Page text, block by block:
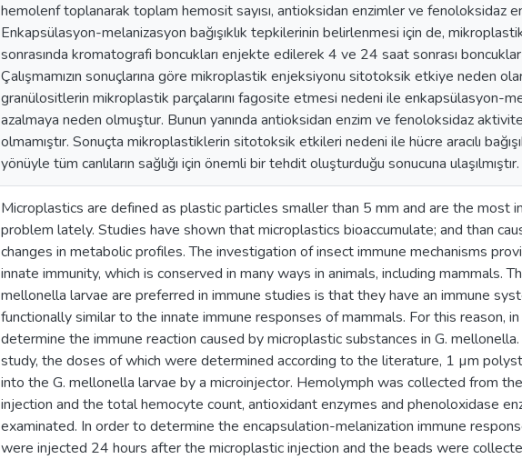
hemolenf toplanarak toplam hemosit sayısı, antioksidan enzimler ve fenoloksidaz
Enkapsülasyon-melanizasyon bağışıklık tepkilerinin belirlenmesi için de,
sonrasında kromatografi boncukları enjekte edilerek 4 ve 24 saat sonrası
Çalışmamızın sonuçlarına göre mikroplastik enjeksiyonu sitotoksik etkiye neden
granülositlerin mikroplastik parçalarını fagosite etmesi nedeni ile enkapsülasyon-
azalmaya neden olmuştur. Bunun yanında antioksidan enzim ve fenoloksidaz
olmamıştır. Sonuçta mikroplastiklerin sitotoksik etkileri nedeni ile hücre aracılı
yönüyle tüm canlıların sağlığı için önemli bir tehdit oluşturduğu sonucuna ulaşılmıştır.
Microplastics are defined as plastic particles smaller than 5 mm and are the most
problem lately. Studies have shown that microplastics bioaccumulate; and than
changes in metabolic profiles. The investigation of insect immune mechanisms
innate immunity, which is conserved in many ways in animals, including mammals.
mellonella larvae are preferred in immune studies is that they have an immune
functionally similar to the innate immune responses of mammals. For this reason,
determine the immune reaction caused by microplastic substances in G.
study, the doses of which were determined according to the literature, 1 µm
into the G. mellonella larvae by a microinjector. Hemolymph was collected from
injection and the total hemocyte count, antioxidant enzymes and phenoloxidase
examinated. In order to determine the encapsulation-melanization immune
were injected 24 hours after the microplastic injection and the beads were